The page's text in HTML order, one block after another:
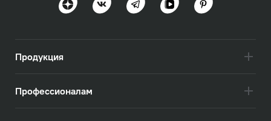
Польза и функциональность
Продукция
Профессионалам